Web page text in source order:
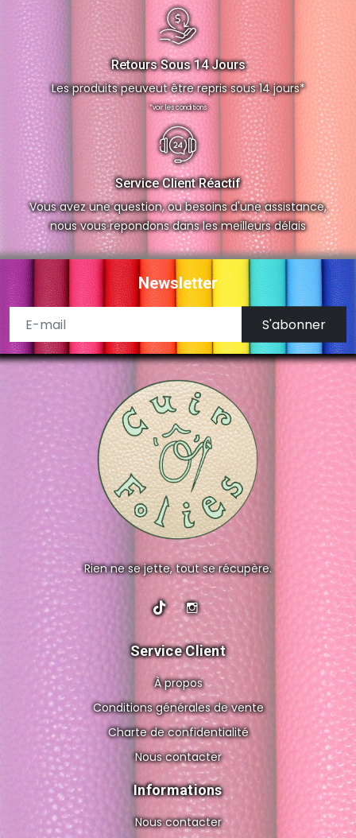
Retours Sous 14 Jours
Les produits peuveut être repris sous 14 jours*
*voir les conditions
Service Client Réactif
Vous avez une question, ou besoins d'une assistance,
nous vous repondons dans les meilleurs délais
Newsletter
S'abonner
Rien ne se jette, tout se récupère.
Service Client
À propos
Conditions générales de vente
Charte de confidentialité
Nous contacter
Informations
Nous contacter